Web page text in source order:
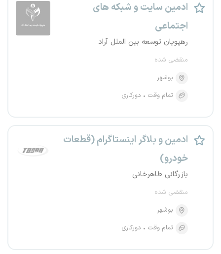
ادمین سایت و شبکه های
اجتماعی
رهپویان توسعه بین الملل آراد
منقضی شده
بوشهر
تمام وقت
دورکاری
ادمین و بلاگر اینستاگرام (قطعات
خودرو)
بازرگانی طاهرخانی
منقضی شده
بوشهر
تمام وقت
دورکاری